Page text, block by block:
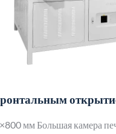
мм Большая камера